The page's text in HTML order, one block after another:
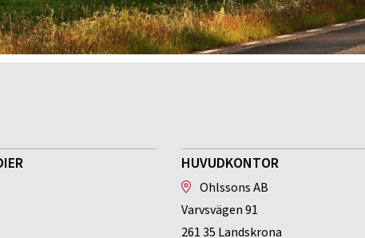
HUVUDKONTOR
Ohlssons AB
Varvsvägen 91
261 35 Landskrona